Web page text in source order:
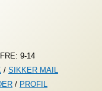
9-14
/ SIKKER MAIL
/ PROFIL